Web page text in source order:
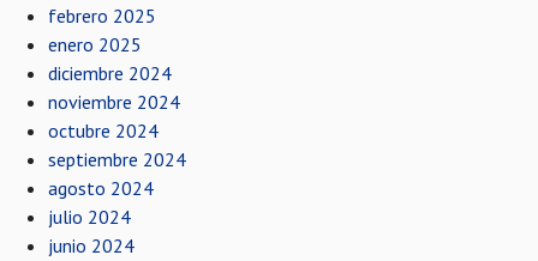
febrero 2025
enero 2025
diciembre 2024
noviembre 2024
octubre 2024
septiembre 2024
agosto 2024
julio 2024
junio 2024